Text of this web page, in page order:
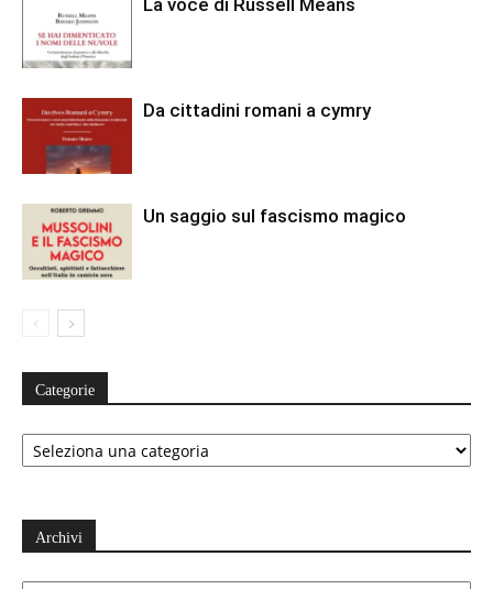
La voce di Russell Means
Da cittadini romani a cymry
Un saggio sul fascismo magico
Categorie
Categorie
Archivi
Archivi